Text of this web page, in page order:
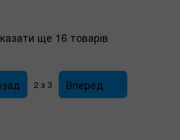
ще 16 товарів
2 з 3 Вперед